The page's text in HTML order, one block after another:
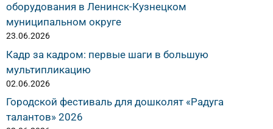
оборудования в Ленинск-Кузнецком
муниципальном округе
23.06.2026
Кадр за кадром: первые шаги в большую
мультипликацию
02.06.2026
Городской фестиваль для дошколят «Радуга
талантов» 2026